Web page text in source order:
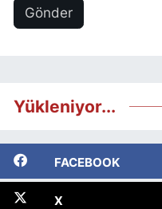
Gönder
Yükleniyor...
FACEBOOK
X